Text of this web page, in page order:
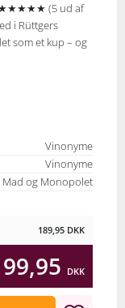
★★★★★ (5 ud af
i Rüttgers
som et kup – og
Vinonyme
Vinonyme
Mad og Monopolet
189,95 DKK
99,95 DKK